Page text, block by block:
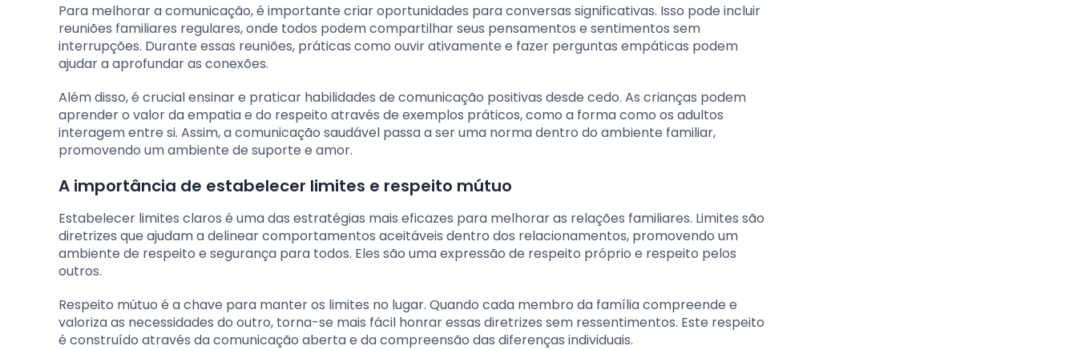
Para melhorar a comunicação, é importante criar oportunidades para conversas significativas. Isso pode incluir
reuniões familiares regulares, onde todos podem compartilhar seus pensamentos e sentimentos sem
interrupções. Durante essas reuniões, práticas como ouvir ativamente e fazer perguntas empáticas podem
ajudar a aprofundar as conexões.
Além disso, é crucial ensinar e praticar habilidades de comunicação positivas desde cedo. As crianças podem
aprender o valor da empatia e do respeito através de exemplos práticos, como a forma como os adultos
interagem entre si. Assim, a comunicação saudável passa a ser uma norma dentro do ambiente familiar,
promovendo um ambiente de suporte e amor.
A importância de estabelecer limites e respeito mútuo
Estabelecer limites claros é uma das estratégias mais eficazes para melhorar as relações familiares. Limites são
diretrizes que ajudam a delinear comportamentos aceitáveis dentro dos relacionamentos, promovendo um
ambiente de respeito e segurança para todos. Eles são uma expressão de respeito próprio e respeito pelos
outros.
Respeito mútuo é a chave para manter os limites no lugar. Quando cada membro da família compreende e
valoriza as necessidades do outro, torna-se mais fácil honrar essas diretrizes sem ressentimentos. Este respeito
é construído através da comunicação aberta e da compreensão das diferenças individuais.